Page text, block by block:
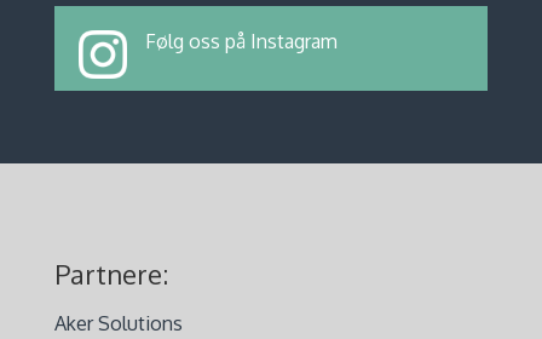
Følg oss på Instagram
Partnere:
Aker Solutions